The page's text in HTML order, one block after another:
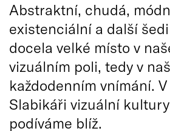
Abstraktní, chudá,
existenciální a další
docela velké místo v
vizuálním poli, tedy v
každodenním vnímání.
Slabikáři vizuální
podíváme blíž.